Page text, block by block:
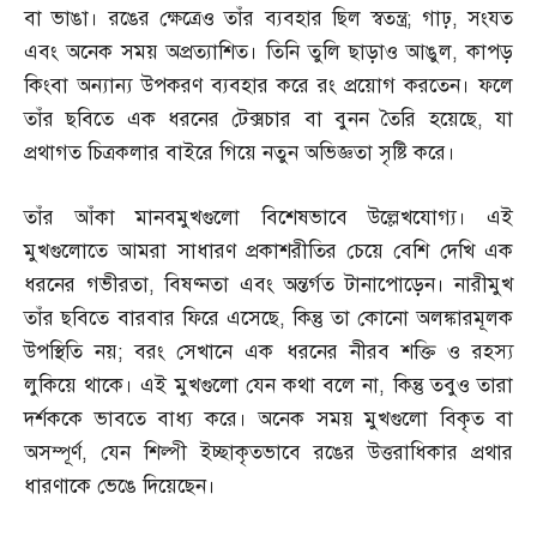
বা ভাঙা। রঙের ক্ষেত্রেও তাঁর ব্যবহার ছিল স্বতন্ত্র; গাঢ়,সংযত
এবং অনেক সময় অপ্রত্যাশিত। তিনি তুলি ছাড়াও আঙুল,কাপড়
কিংবা অন্যান্য উপকরণ ব্যবহার করে রং প্রয়োগ করতেন। ফলে
তাঁর ছবিতে এক ধরনের টেক্সচার বা বুনন তৈরি হয়েছে,যা
প্রথাগত চিত্রকলার বাইরে গিয়ে নতুন অভিজ্ঞতা সৃষ্টি করে।
তাঁর আঁকা মানবমুখগুলো বিশেষভাবে উল্লেখযোগ্য। এই
মুখগুলোতে আমরা সাধারণ প্রকাশরীতির চেয়ে বেশি দেখি এক
ধরনের গভীরতা,বিষণ্নতা এবং অন্তর্গত টানাপোড়েন। নারীমুখ
তাঁর ছবিতে বারবার ফিরে এসেছে,কিন্তু তা কোনো অলঙ্কারমূলক
উপস্থিতি নয়;বরং সেখানে এক ধরনের নীরব শক্তি ও রহস্য
লুকিয়ে থাকে। এই মুখগুলো যেন কথা বলে না,কিন্তু তবুও তারা
দর্শককে ভাবতে বাধ্য করে। অনেক সময় মুখগুলো বিকৃত বা
অসম্পূর্ণ, যেন শিল্পী ইচ্ছাকৃতভাবে রঙের উত্তরাধিকার প্রথার
ধারণাকে ভেঙে দিয়েছেন।